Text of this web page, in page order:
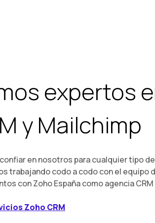
expertos
y Mailchimp
en nosotros para cualquier tipo
trabajando codo a codo con el equipo
con Zoho España como agencia
Zoho CRM